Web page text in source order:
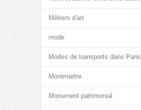
Métiers d'art
mode
Modes de transports dans Paris
Montmartre
Monument patrimonial